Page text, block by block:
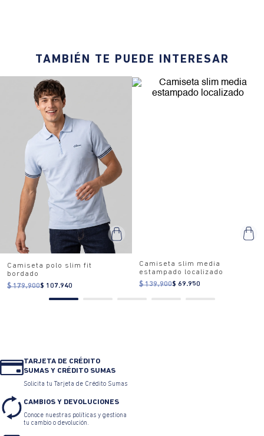
TAMBIÉN TE PUEDE INTERESAR
Camiseta polo slim fit
bordado
$ 179.900$ 107.940
$ 139.900$ 69.950
TARJETA DE CRÉDITO
SUMAS Y CRÉDITO SUMAS
Solicita tu Tarjeta de Crédito Sumas
CAMBIOS Y DEVOLUCIONES
Conoce nuestras políticas y gestiona
tu cambio o devolución.